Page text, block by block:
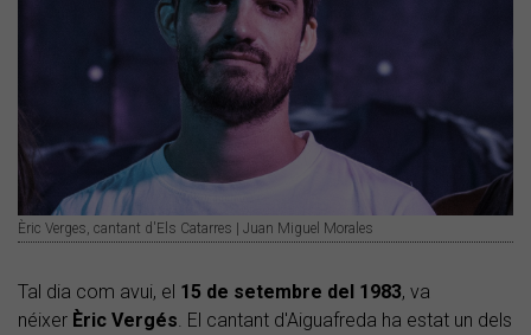
Èric Verges, cantant d'Els Catarres | Juan Miguel Morales
Tal dia com avui, el 15 de setembre del 1983, va
néixer Èric Vergés. El cantant d'Aiguafreda ha estat un dels